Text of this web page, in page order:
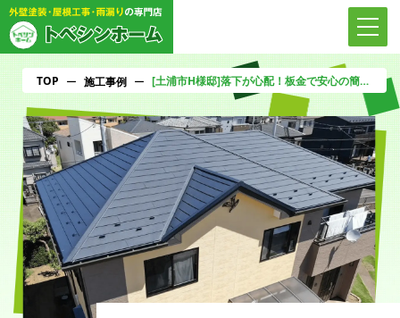
TOP ー 施工事例 ー [土浦市H様邸]落下が心配！板金で安心の簡易補修